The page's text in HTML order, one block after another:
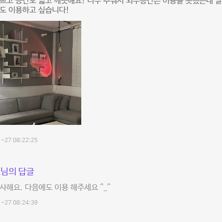
이용하고 싶습니다!
27 08:22:25
의 답글
해요. 다음에도 이용 해주세요 ^_^
27 08:24:39